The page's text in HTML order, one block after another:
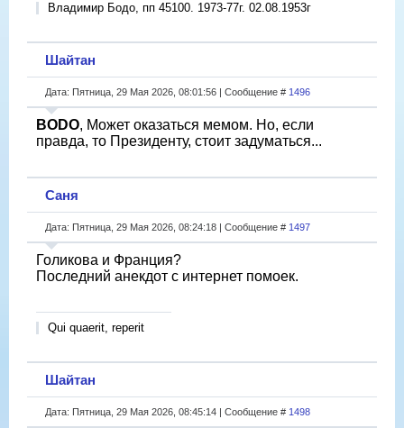
Владимир Бодо, пп 45100. 1973-77г. 02.08.1953г
Шайтан
Дата: Пятница, 29 Мая 2026, 08:01:56 | Сообщение # 1496
BODO, Может оказаться мемом. Но, если
правда, то Президенту, стоит задуматься...
Саня
Дата: Пятница, 29 Мая 2026, 08:24:18 | Сообщение # 1497
Голикова и Франция?
Последний анекдот с интернет помоек.
Qui quaerit, reperit
Шайтан
Дата: Пятница, 29 Мая 2026, 08:45:14 | Сообщение # 1498